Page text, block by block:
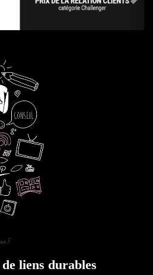
liens durables